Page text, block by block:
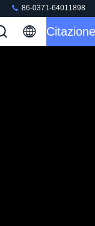
86-0371-64011898
Citazione